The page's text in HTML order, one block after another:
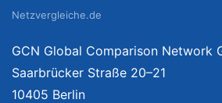
Netzvergleiche.de
GCN Global Comparison Network
Saarbrücker Straße 20–21
10405 Berlin